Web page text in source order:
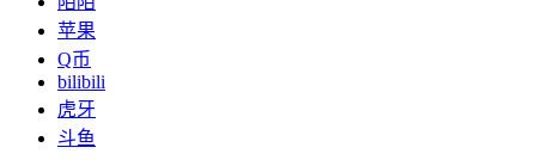
苹果
Q币
bilibili
虎牙
斗鱼